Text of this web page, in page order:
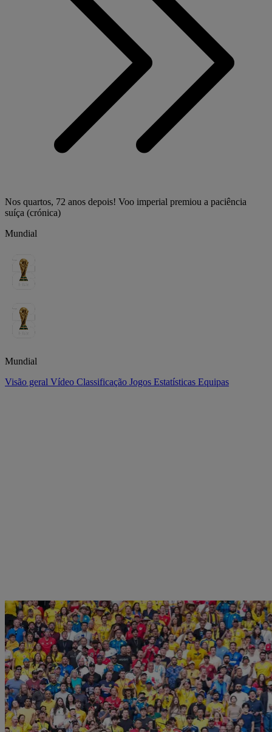
Nos quartos, 72 anos depois! Voo imperial premiou a paciência
suíça (crónica)
Mundial
Mundial
Visão geral Vídeo Classificação Jogos Estatísticas Equipas